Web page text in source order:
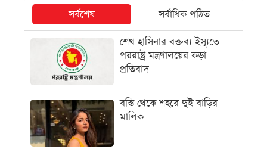
সর্বশেষ
সর্বাধিক পঠিত
শেখ হাসিনার বক্তব্য ইস্যুতে
পররাষ্ট্র মন্ত্রণালয়ের কড়া
প্রতিবাদ
বস্তি থেকে শহরে দুই বাড়ির
মালিক